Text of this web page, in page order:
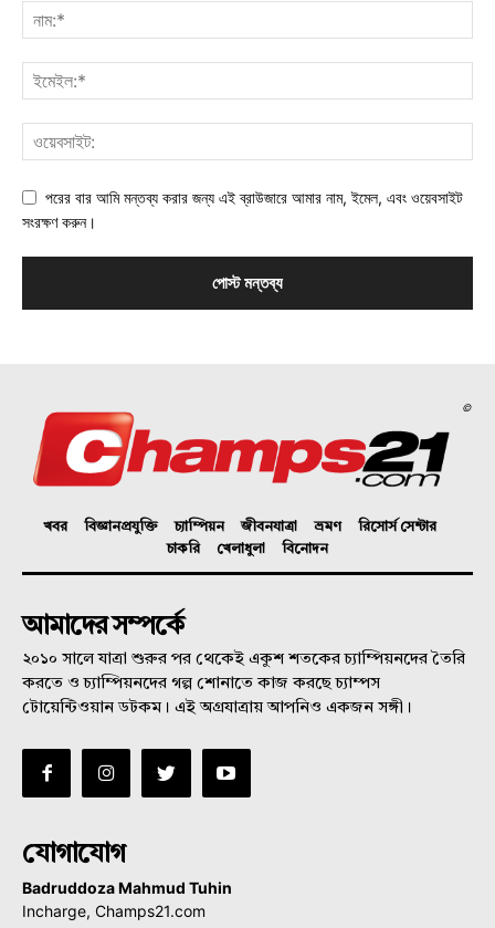
পরের বার আমি মন্তব্য করার জন্য এই ব্রাউজারে আমার নাম, ইমেল, এবং ওয়েবসাইট
সংরক্ষণ করুন।
©
খবর বিজ্ঞানপ্রযুক্তি চ্যাম্পিয়ন জীবনযাত্রা ভ্রমণ
রিসোর্স সেন্টার
চাকরি
খেলাধুলা বিনোদন
আমাদের সম্পর্কে
২০১০ সালে যাত্রা শুরুর পর থেকেই একুশ শতকের চ্যাম্পিয়নদের তৈরি
করতে ও চ্যাম্পিয়নদের গল্প শোনাতে কাজ করছে চ্যাম্পস
টোয়েন্টিওয়ান ডটকম। এই অগ্রযাত্রায় আপনিও একজন সঙ্গী।
যোগাযোগ
Badruddoza Mahmud Tuhin
Incharge, Champs21.com